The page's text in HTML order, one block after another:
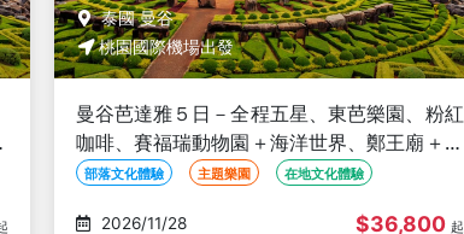
泰國 曼谷
桃園國際機場出發
曼谷芭達雅５日－五星飯店二晚、東芭樂園、
粉紅咖啡、賽福瑞動物園＋海洋世界、鄭王廟
＋泰服體驗、泰式按摩、夜遊湄南河、無購物
部落文化體驗 主題樂園 在地文化體驗
2026/11/29 $33,800 起